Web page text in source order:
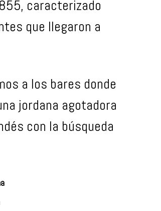
caracterizado
que llegaron a
a los bares donde
jordana agotadora
con la búsqueda